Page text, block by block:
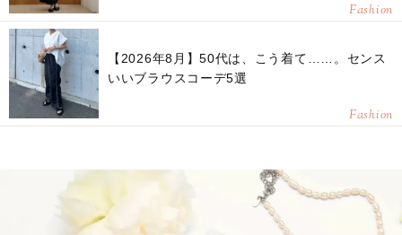
Fashion
【2026年8月】50代は、こう着て……。センス
いいブラウスコーデ5選
Fashion